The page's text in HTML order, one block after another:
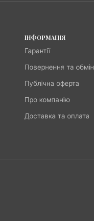
ІНФОРМАЦІЯ
Гарантії
Повернення та обмін
Публічна оферта
Про компанію
Доставка та оплата